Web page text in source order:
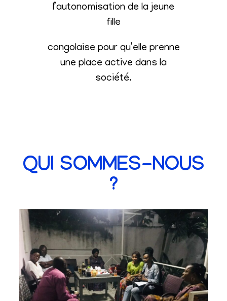
l’autonomisation de la jeune
fille
congolaise pour qu’elle prenne
une place active dans la
société.
QUI SOMMES-NOUS
?